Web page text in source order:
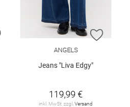
ZUR WUNSCHLISTE HINZUFÜGEN
ZUR
ANGELS
Jeans "Liva Edgy"
119,99 €
inkl. MwSt. zzgl. Versand